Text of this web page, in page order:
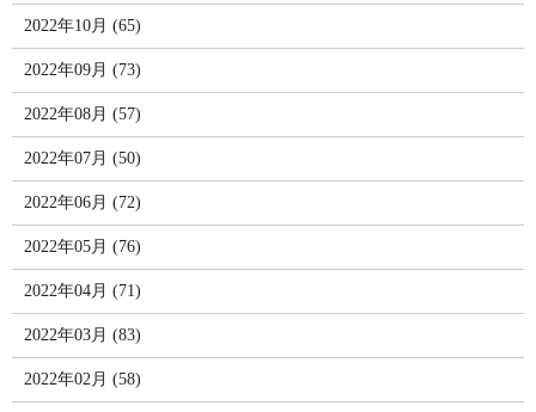
2022年10月 (65)
2022年09月 (73)
2022年08月 (57)
2022年07月 (50)
2022年06月 (72)
2022年05月 (76)
2022年04月 (71)
2022年03月 (83)
2022年02月 (58)